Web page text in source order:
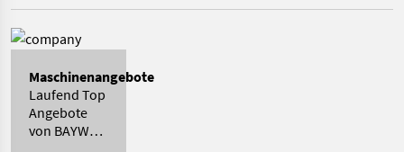
Maschinenangebote
Laufend Top
Angebote
von BAYWA